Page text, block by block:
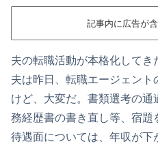
記事内に広告が含
夫の転職活動が本格化してき
夫は昨日、転職エージェン
けど、大変だ。書類選考の
務経歴書の書き直し等、宿題
待遇面については、年収が